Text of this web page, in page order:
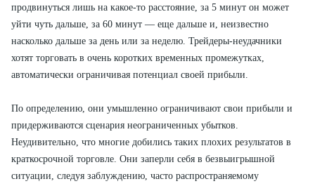
продвинуться лишь на какое-то расстояние, за 5 минут он может
уйти чуть дальше, за 60 ми­нут — еще дальше и, неизвестно
насколько дальше за день или за неделю. Трейдеры-неудачники
хотят торговать в очень коротких временных про­межутках,
автоматически ограничивая потенциал своей прибыли.
По определению, они умышленно ограничивают свои прибыли и
при­держиваются сценария неограниченных убытков.
Неудивительно, что многие добились таких плохих результатов в
краткосрочной торгов­ле. Они заперли себя в безвыигрышной
ситуации, следуя заблуждению, ча­сто распространяемому